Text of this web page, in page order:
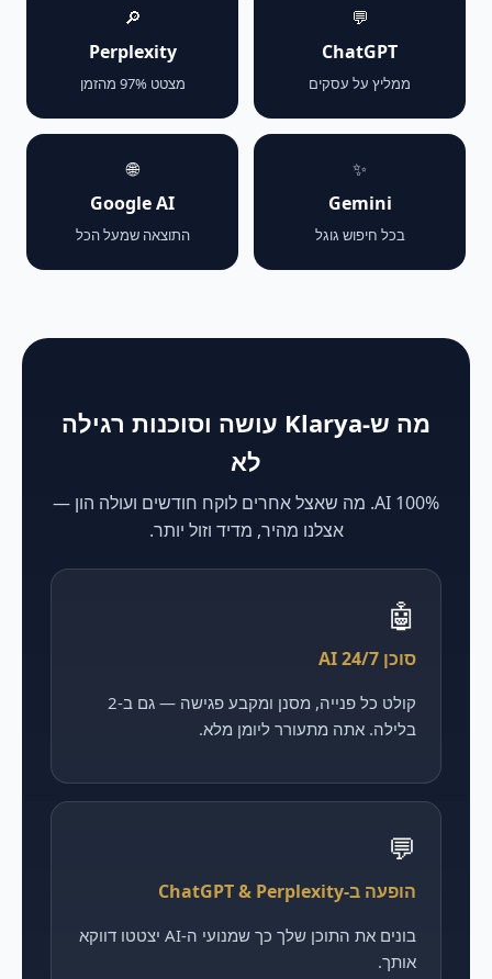
💬
ChatGPT
ממליץ על עסקים
🔎
Perplexity
מצטט 97% מהזמן
✨
Gemini
בכל חיפוש גוגל
🌐
Google AI
התוצאה שמעל הכל
מה ש-Klarya עושה וסוכנות רגילה
לא
100% AI. מה שאצל אחרים לוקח חודשים ועולה הון —
אצלנו מהיר, מדיד וזול יותר.
🤖
סוכן AI 24/7
קולט כל פנייה, מסנן ומקבע פגישה — גם ב-2
בלילה. אתה מתעורר ליומן מלא.
💬
הופעה ב-ChatGPT & Perplexity
בונים את התוכן שלך כך שמנועי ה-AI יצטטו דווקא
אותך.